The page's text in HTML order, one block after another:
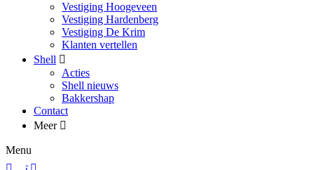
Vestiging Hoogeveen
Vestiging Hardenberg
Vestiging De Krim
Klanten vertellen
Shell
Acties
Shell nieuws
Bakkershap
Contact
Meer
Menu